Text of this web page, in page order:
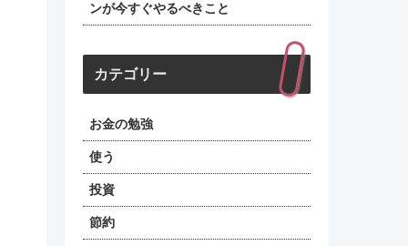
ンが今すぐやるべきこと
カテゴリー
お金の勉強
使う
投資
節約